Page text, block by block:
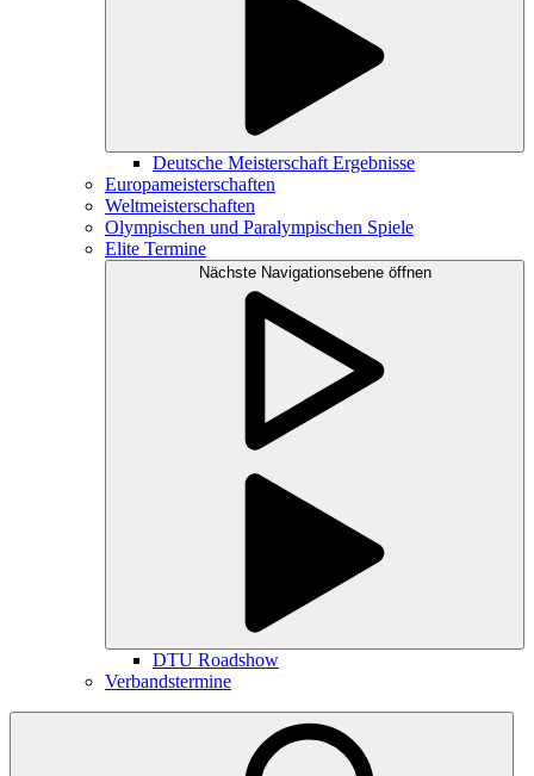
Deutsche Meisterschaft Ergebnisse
Europameisterschaften
Weltmeisterschaften
Olympischen und Paralympischen Spiele
Elite Termine
Nächste Navigationsebene öffnen
DTU Roadshow
Verbandstermine